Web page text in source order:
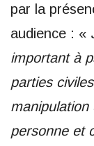
par la
audience : «
important à
parties
personne et